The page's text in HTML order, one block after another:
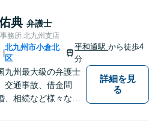
気軽にご相談くださ
典 弁護士
務所 北九州支店
|
北九州市小倉北
区
平和通駅から徒歩4
分
九州最大級の弁護士
交通事故、借金問
、相続など様々な問
談を行っています！
詳細を見
る